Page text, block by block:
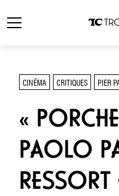
CINÉMA CRITIQUES PIER
«
PAOLO